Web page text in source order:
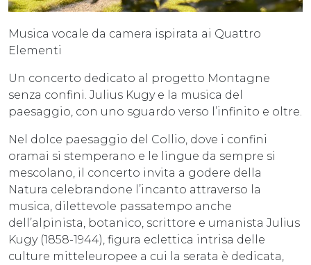
Musica vocale da camera ispirata ai Quattro
Elementi
Un concerto dedicato al progetto Montagne
senza confini. Julius Kugy e la musica del
paesaggio, con uno sguardo verso l’infinito e oltre.
Nel dolce paesaggio del Collio, dove i confini
oramai si stemperano e le lingue da sempre si
mescolano, il concerto invita a godere della
Natura celebrandone l’incanto attraverso la
musica, dilettevole passatempo anche
dell’alpinista, botanico, scrittore e umanista Julius
Kugy (1858-1944), figura eclettica intrisa delle
culture mitteleuropee a cui la serata è dedicata,